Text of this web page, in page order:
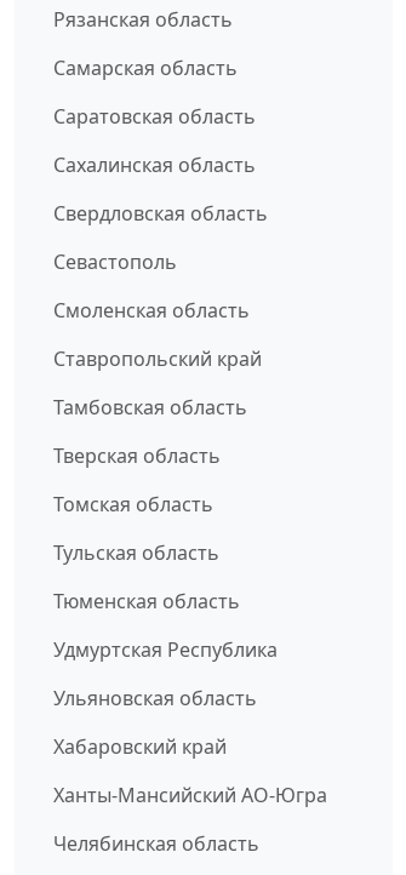
Рязанская область
Самарская область
Саратовская область
Сахалинская область
Свердловская область
Севастополь
Смоленская область
Ставропольский край
Тамбовская область
Тверская область
Томская область
Тульская область
Тюменская область
Удмуртская Республика
Ульяновская область
Хабаровский край
Ханты-Мансийский АО-Югра
Челябинская область